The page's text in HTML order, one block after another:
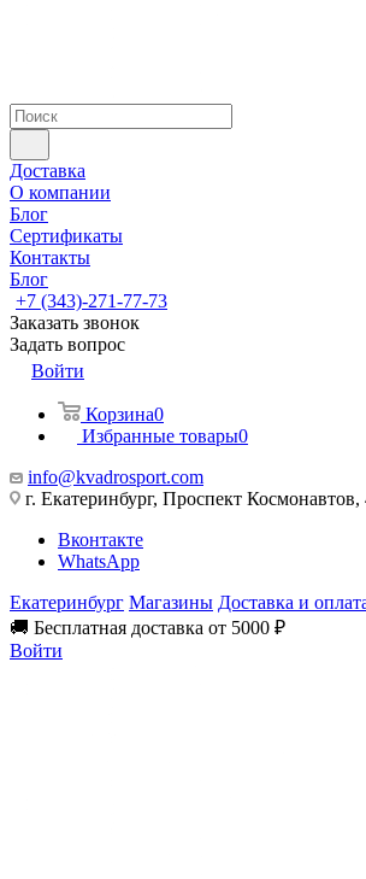
Доставка
О компании
Блог
Сертификаты
Контакты
Блог
+7 (343)-271-77-73
Заказать звонок
Задать вопрос
Войти
Корзина0
Избранные товары0
info@kvadrosport.com
г. Екатеринбург, Проспект
Вконтакте
WhatsApp
Екатеринбург Магазины Доставка и
🚚 Бесплатная доставка от 5000 ₽
Войти